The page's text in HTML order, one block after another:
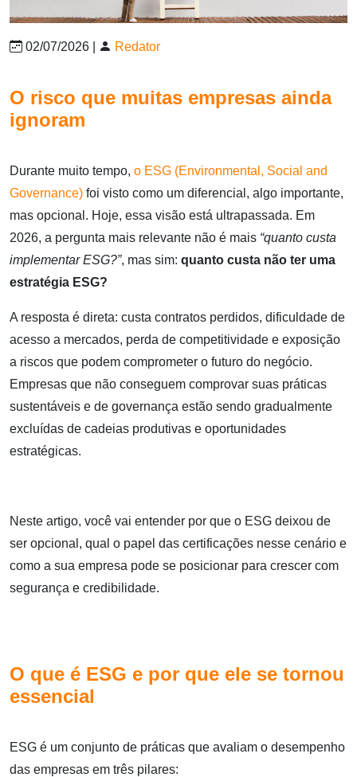
02/07/2026 | Redator
O risco que muitas empresas ainda
ignoram
Durante muito tempo, o ESG (Environmental, Social and
Governance) foi visto como um diferencial, algo importante,
mas opcional. Hoje, essa visão está ultrapassada. Em
2026, a pergunta mais relevante não é mais “quanto custa
implementar ESG?”, mas sim: quanto custa não ter uma
estratégia ESG?
A resposta é direta: custa contratos perdidos, dificuldade de
acesso a mercados, perda de competitividade e exposição
a riscos que podem comprometer o futuro do negócio.
Empresas que não conseguem comprovar suas práticas
sustentáveis e de governança estão sendo gradualmente
excluídas de cadeias produtivas e oportunidades
estratégicas.
Neste artigo, você vai entender por que o ESG deixou de
ser opcional, qual o papel das certificações nesse cenário e
como a sua empresa pode se posicionar para crescer com
segurança e credibilidade.
O que é ESG e por que ele se tornou
essencial
ESG é um conjunto de práticas que avaliam o desempenho
das empresas em três pilares: